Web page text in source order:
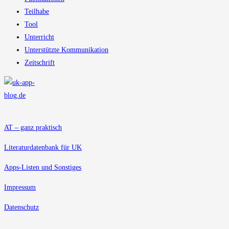
Teilhabe
Tool
Unterricht
Unterstützte Kommunikation
Zeitschrift
AT – ganz praktisch
Literaturdatenbank für UK
Apps-Listen und Sonstiges
Impressum
Datenschutz